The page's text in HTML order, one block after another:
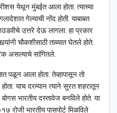
येथून मुंबईत आला होता. त्याच्या
गेल्याची नोंद होती. याबाबत
उत्तरे देऊ लागला. हा प्रकार
चौकशीसाठी ताब्यात घेतले होते.
असल्याचे सांगितले.
पळून आला होता. तेव्हापासून तो
याच दरम्यान त्याने सुरत शहरातून
भारतीय दस्तावेज बनविले होते. या
रोजी भारतीय पासपोर्ट मिळविले